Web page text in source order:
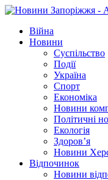
Війна
Новини
Суспільство
Події
Україна
Спорт
Економіка
Новини
Політичні
Екологія
Здоров’я
Новини
Відпочинок
Новини